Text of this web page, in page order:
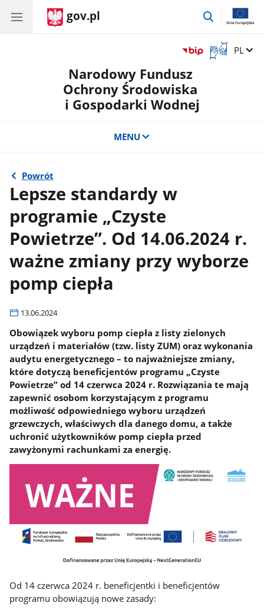
gov.pl
przejdź
Otwórz
okno
Zmień
PL
Narodowy Fundusz
Ochrony Środowiska
i Gospodarki Wodnej
MENU
Powrót
Lepsze standardy w
programie „Czyste
Powietrze”. Od 14.06.2024 r.
ważne zmiany przy wyborze
pomp ciepła
13.06.2024
Obowiązek wyboru pomp ciepła z listy zielonych
urządzeń i materiałów (tzw. listy ZUM) oraz wykonania
audytu energetycznego – to najważniejsze zmiany,
które dotyczą beneficjentów programu „Czyste
Powietrze” od 14 czerwca 2024 r. Rozwiązania te mają
zapewnić osobom korzystającym z programu
możliwość odpowiedniego wyboru urządzeń
grzewczych, właściwych dla danego domu, a także
uchronić użytkowników pomp ciepła przed
zawyżonymi rachunkami za energię.
Od 14 czerwca 2024 r. beneficjentki i beneficjentów
programu obowiązują nowe zasady: